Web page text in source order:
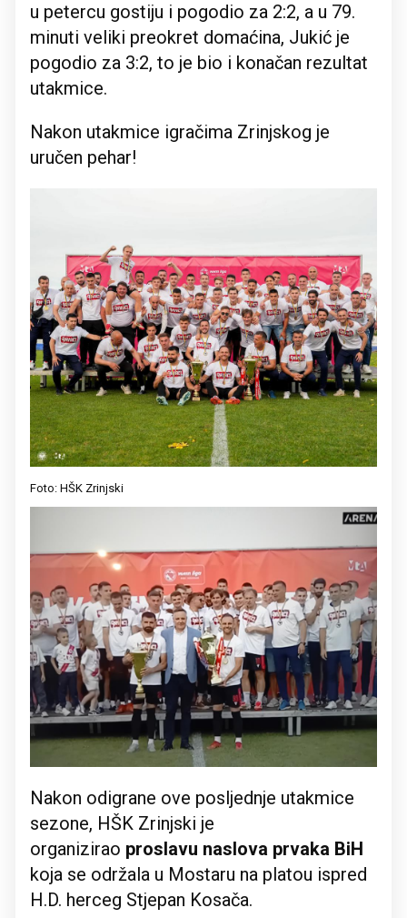
u petercu gostiju i pogodio za 2:2, a u 79.
minuti veliki preokret domaćina, Jukić je
pogodio za 3:2, to je bio i konačan rezultat
utakmice.
Nakon utakmice igračima Zrinjskog je
uručen pehar!
Foto: HŠK Zrinjski
Nakon odigrane ove posljednje utakmice
sezone, HŠK Zrinjski je
organizirao proslavu naslova prvaka BiH
koja se održala u Mostaru na platou ispred
H.D. herceg Stjepan Kosača.